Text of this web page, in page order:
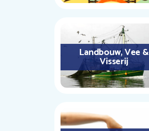
Landbouw, Vee &
Visserij